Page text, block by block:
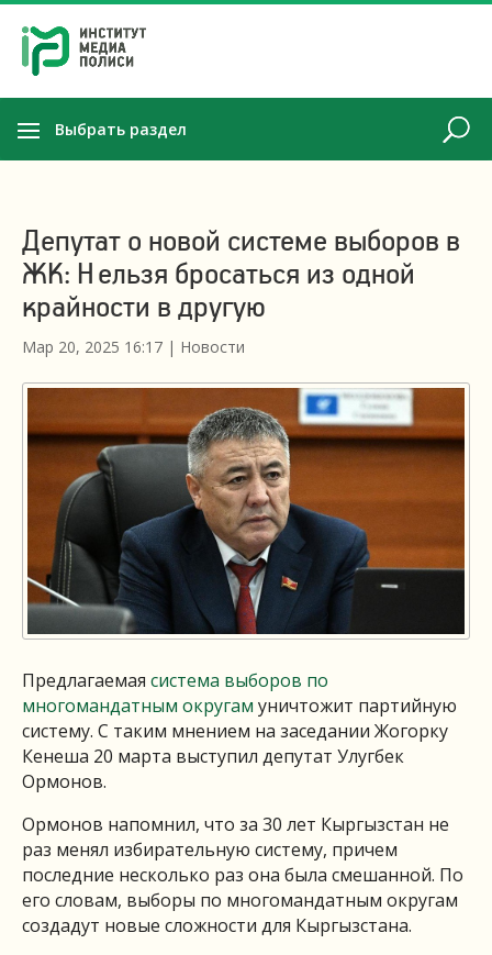
Выбрать раздел
Депутат о новой системе выборов в
ЖК: Нельзя бросаться из одной
крайности в другую
Мар 20, 2025 16:17 | Новости
Предлагаемая система выборов по
многомандатным округам уничтожит партийную
систему. С таким мнением на заседании Жогорку
Кенеша 20 марта выступил депутат Улугбек
Ормонов.
Ормонов напомнил, что за 30 лет Кыргызстан не
раз менял избирательную систему, причем
последние несколько раз она была смешанной. По
его словам, выборы по многомандатным округам
создадут новые сложности для Кыргызстана.